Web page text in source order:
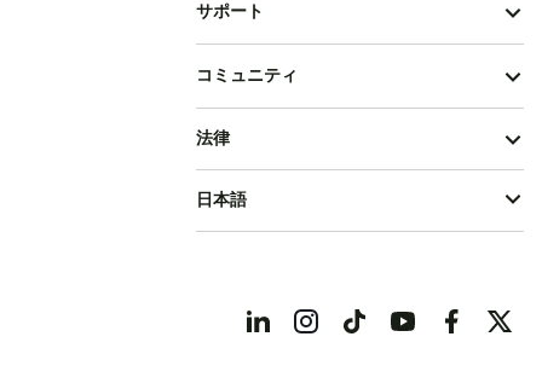
サポート
コミュニティ
法律
日本語